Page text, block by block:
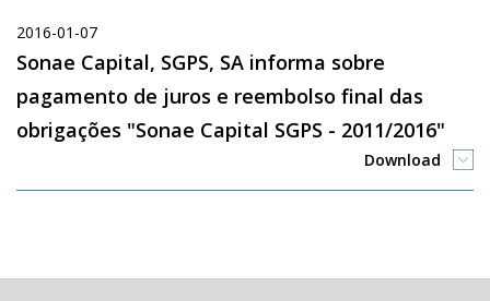
2016-01-07
Sonae Capital, SGPS, SA informa sobre
pagamento de juros e reembolso final das
obrigações "Sonae Capital SGPS - 2011/2016"
Download